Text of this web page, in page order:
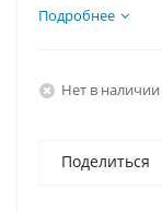
GTX 1630 4Гб,
Подробнее
Нет в наличии
Поделиться